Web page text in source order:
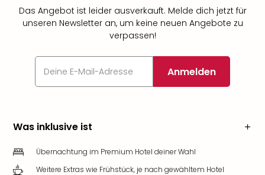
Das Angebot ist leider ausverkauft. Melde dich jetzt für
unseren Newsletter an, um keine neuen Angebote zu
verpassen!
Anmelden
Was inklusive ist
Übernachtung im Premium Hotel deiner Wahl
Weitere Extras wie Frühstück, je nach gewähltem Hotel